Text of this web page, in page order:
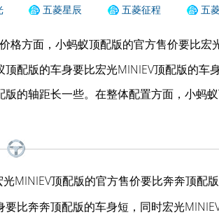
五菱星辰 五菱征程 五
格方面，小蚂蚁顶配版的官方售价要比宏
配版的车身要比宏光MINIEV顶配版的车
的轴距长一些。在整体配置方面，小蚂
MINIEV顶配版的官方售价要比奔奔顶配
比奔奔顶配版的车身短，同时宏光